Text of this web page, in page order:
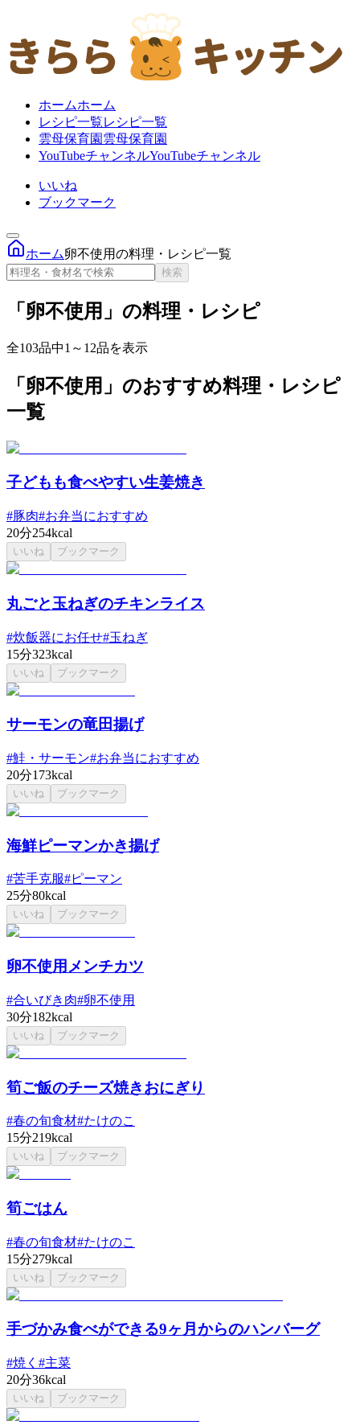
ホームホーム
レシピ一覧レシピ一覧
雲母保育園 雲母保育園
YouTubeチャンネルYouTubeチャンネル
いいね
ブックマーク
ホーム卵不使用の料理・レシピ一覧
検索
「卵不使用」の料理・レシピ
全103品中1～12品を表示
「卵不使用」のおすすめ料理・レシピ
一覧
子どもも食べやすい生姜焼き
#豚肉#お弁当におすすめ
20分254kcal
いいね ブックマーク
丸ごと玉ねぎのチキンライス
#炊飯器にお任せ#玉ねぎ
15分323kcal
いいね ブックマーク
サーモンの竜田揚げ
#鮭・サーモン#お弁当におすすめ
20分173kcal
いいね ブックマーク
海鮮ピーマンかき揚げ
#苦手克服#ピーマン
25分80kcal
いいね ブックマーク
卵不使用メンチカツ
#合いびき肉#卵不使用
30分182kcal
いいね ブックマーク
筍ご飯のチーズ焼きおにぎり
#春の旬食材#たけのこ
15分219kcal
いいね ブックマーク
筍ごはん
#春の旬食材#たけのこ
15分279kcal
いいね ブックマーク
手づかみ食べができる9ヶ月からのハンバーグ
#焼く #主菜
20分36kcal
いいね ブックマーク